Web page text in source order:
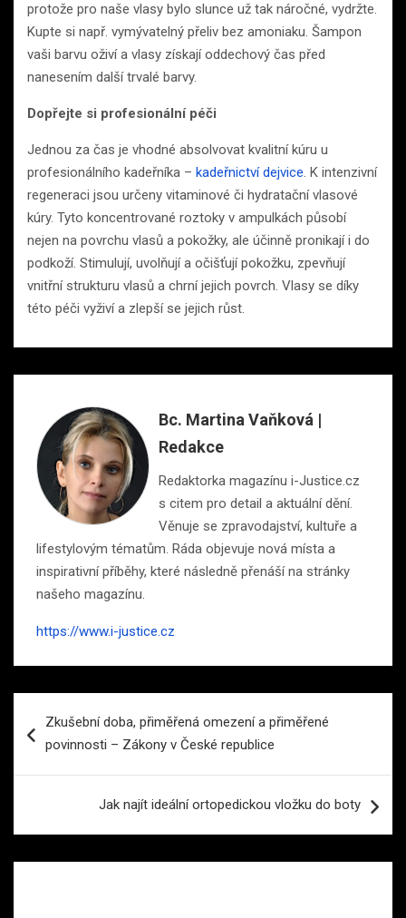
protože pro naše vlasy bylo slunce už tak náročné, vydržte.
Kupte si např. vymývatelný přeliv bez amoniaku. Šampon
vaši barvu oživí a vlasy získají oddechový čas před
nanesením další trvalé barvy.
Dopřejte si profesionální péči
Jednou za čas je vhodné absolvovat kvalitní kúru u
profesionálního kadeřníka – kadeřnictví dejvice. K intenzivní
regeneraci jsou určeny vitaminové či hydratační vlasové
kúry. Tyto koncentrované roztoky v ampulkách působí
nejen na povrchu vlasů a pokožky, ale účinně pronikají i do
podkoží. Stimulují, uvolňují a očišťují pokožku, zpevňují
vnitřní strukturu vlasů a chrní jejich povrch. Vlasy se díky
této péči vyživí a zlepší se jejich růst.
Bc. Martina Vaňková |
Redakce
Redaktorka magazínu i-Justice.cz
s citem pro detail a aktuální dění.
Věnuje se zpravodajství, kultuře a
lifestylovým tématům. Ráda objevuje nová místa a
inspirativní příběhy, které následně přenáší na stránky
našeho magazínu.
https://www.i-justice.cz
proZkušební doba, přiměřená omezení a přiměřené
povinnosti – Zákony v České republice
Jak najít ideální ortopedickou vložku do boty